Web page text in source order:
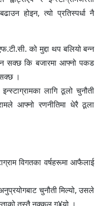
होइन, त्यो प्रतिस्पर्धा नै
को मुद्दा थप बलियो बन्न
सक्छ कि बजारमा आफ्नो पकड
।
लागि ठूलो चुनौती
आफ्नो रणनीतिमा धेरै ठूला
विगतका वर्षहरूमा आफैलाई
चुनौती मिल्यो, उसले